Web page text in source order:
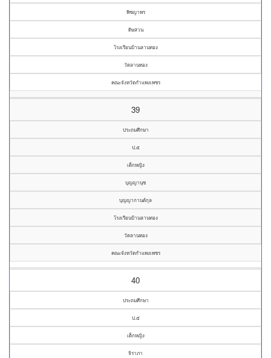
พิชญาพร
ดิษสวน
โรงเรียนบ้านลานทอง
วัดลานทอง
คณะจังหวัดกำแพงเพชร
39
ประถมศึกษา
ป.๕
เด็กหญิง
บุญญานุช
บุญญากานต์กุล
โรงเรียนบ้านลานทอง
วัดลานทอง
คณะจังหวัดกำแพงเพชร
40
ประถมศึกษา
ป.๕
เด็กหญิง
จิราภา